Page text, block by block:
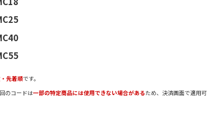
先着順です。
のコードは一部の特定商品には使用できない場合があるため、決済画面で適用可